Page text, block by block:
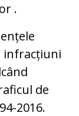
.
infracțiuni
de
2016.